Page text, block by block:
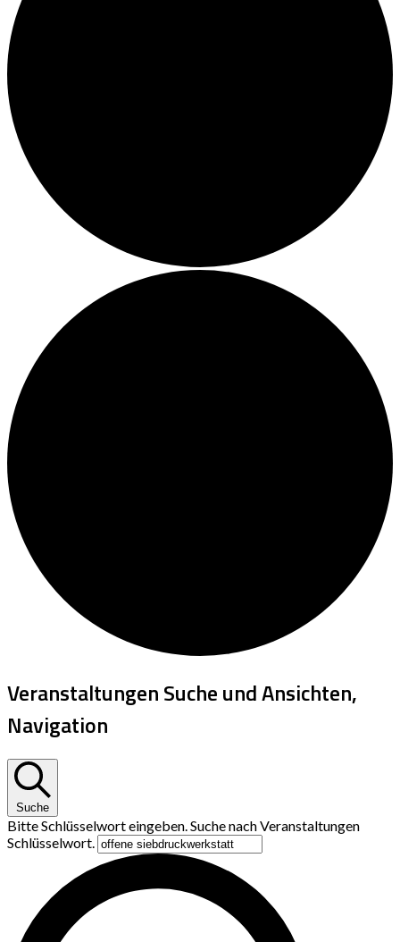
Veranstaltungen Suche und Ansichten,
Navigation
Suche
Bitte Schlüsselwort eingeben. Suche nach Veranstaltungen
Schlüsselwort.